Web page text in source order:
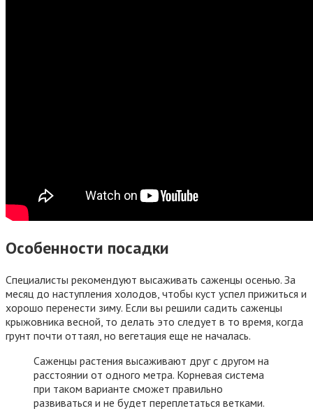
Особенности посадки
Специалисты рекомендуют высаживать саженцы осенью. За
месяц до наступления холодов, чтобы куст успел прижиться и
хорошо перенести зиму. Если вы решили садить саженцы
крыжовника весной, то делать это следует в то время, когда
грунт почти оттаял, но вегетация еще не началась.
Саженцы растения высаживают друг с другом на
расстоянии от одного метра. Корневая система
при таком варианте сможет правильно
развиваться и не будет переплетаться ветками.